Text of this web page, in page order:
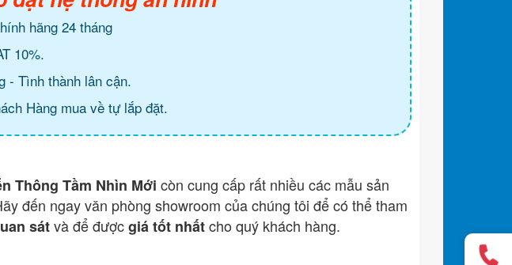
hãng 24 tháng
10%.
- Tình thành lân cận.
Hàng mua về tự lắp đặt.
Thông Tầm Nhìn Mới còn cung cấp rất nhiều các mẫu sản
đến ngay văn phòng showroom của chúng tôi để có thể tham
sátvà để đượcgiá tốt nhấtcho quý khách hàng.